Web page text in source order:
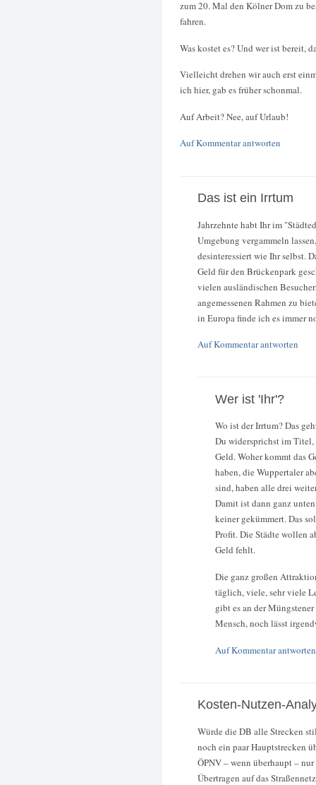
zum 20. Mal den Kölner Dom zu
fahren.
Was kostet es? Und wer ist bereit,
Vielleicht drehen wir auch erst
ich hier, gab es früher schonmal.
Auf Arbeit? Nee, auf Urlaub!
Auf Kommentar antworten
Das ist ein Irrtum
Jahrzehnte habt Ihr im
Umgebung vergammeln
desinteressiert wie Ihr selbst.
Geld für den Brückenpark
vielen ausländischen
angemessenen Rahmen zu
in Europa finde ich es immer
Auf Kommentar antworten
Wer ist 'Ihr'?
Wo ist der Irrtum? Das
Du widersprichst im
Geld. Woher kommt das
haben, die Wuppertaler
sind, haben alle drei
Damit ist dann ganz
keiner gekümmert. Das
Profit. Die Städte wollen
Geld fehlt.
Die ganz großen
täglich, viele, sehr viele
gibt es an der
Mensch, noch lässt
Auf Kommentar antworten
Kosten-Nutzen-
Würde die DB alle Strecken
noch ein paar Hauptstrecken
ÖPNV – wenn überhaupt –
Übertragen auf das